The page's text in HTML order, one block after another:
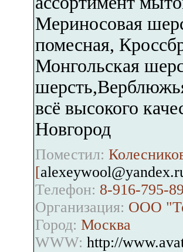
Мериносовая
помесная,
Монгольская
всё высокого
Новгород
Поместил:
[
Телефон: 8-916-795-
Организация: ООО
Город: Москва
WWW: http://